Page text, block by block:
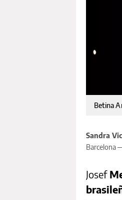
Betina
Sandra
Barcelona
Josef